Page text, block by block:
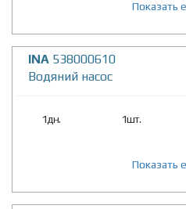
INA 538000610
Водяний насос
1дн. 1шт.